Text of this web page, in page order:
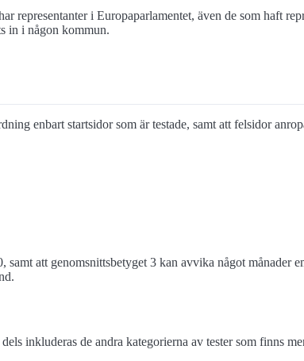
representanter i Europa­parlamentet, även de som haft
in i någon kommun.
enbart startsidor som är testade, samt att felsidor
att genomsnittsbetyget 3 kan avvika något månader
inkluderas de andra kategorierna av tester som finns